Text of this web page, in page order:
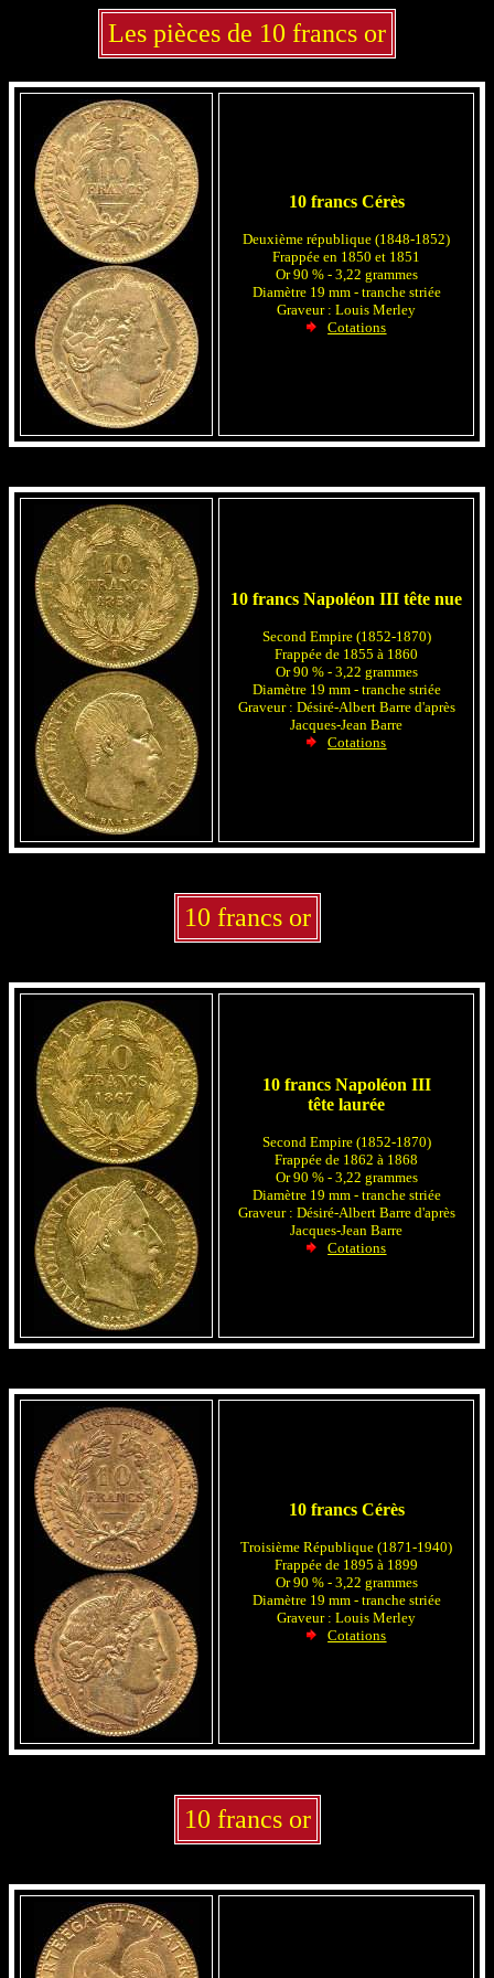
Les pièces de 10 francs or
10 francs Cérès
Deuxième république (1848-1852)
Frappée en 1850 et 1851
Or 90 % - 3,22 grammes
Diamètre 19 mm - tranche striée
Graveur : Louis Merley
Cotations
10 francs Napoléon III tête nue
Second Empire (1852-1870)
Frappée de 1855 à 1860
Or 90 % - 3,22 grammes
Diamètre 19 mm - tranche striée
Graveur : Désiré-Albert Barre d'après
Jacques-Jean Barre
Cotations
10 francs or
10 francs Napoléon III
tête laurée
Second Empire (1852-1870)
Frappée de 1862 à 1868
Or 90 % - 3,22 grammes
Diamètre 19 mm - tranche striée
Graveur : Désiré-Albert Barre d'après
Jacques-Jean Barre
Cotations
10 francs Cérès
Troisième République (1871-1940)
Frappée de 1895 à 1899
Or 90 % - 3,22 grammes
Diamètre 19 mm - tranche striée
Graveur : Louis Merley
Cotations
10 francs or